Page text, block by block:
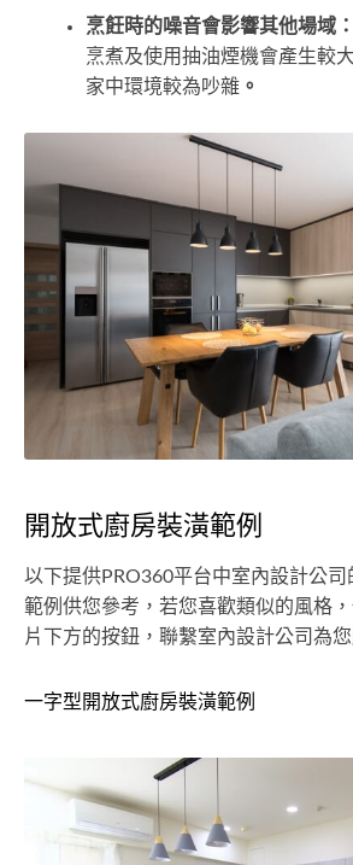
烹飪時的噪音會影響其他場域：
烹煮及使用抽油煙機會產生較
家中環境較為吵雜 。
開放式廚房裝潢範例
以下提供PRO360平台中室內設計公
範例供您參考，若您喜歡類似的風格
片下方的按鈕，聯繫室內設計公司為您
一字型開放式廚房裝潢範例